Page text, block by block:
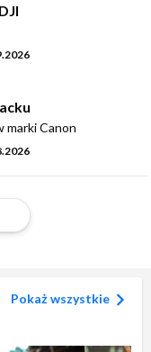
marki Canon
Pokaż wszystkie